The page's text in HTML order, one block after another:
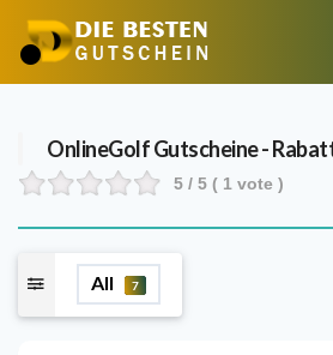
OnlineGolfGutscheine -
5 / 5 ( 1 vote )
All 7